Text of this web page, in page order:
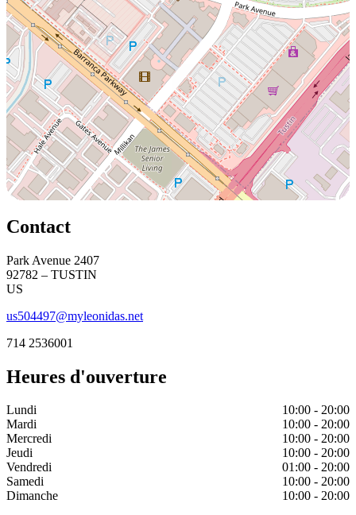
Contact
Park Avenue 2407
92782 – TUSTIN
US
us504497@myleonidas.net
714 2536001
Heures d'ouverture
Lundi
10:00 - 20:00
Mardi
10:00 - 20:00
Mercredi
10:00 - 20:00
Jeudi
10:00 - 20:00
Vendredi
01:00 - 20:00
Samedi
10:00 - 20:00
Dimanche
10:00 - 20:00